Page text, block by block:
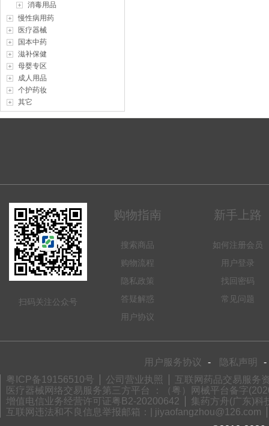
消毒用品
慢性病用药
医疗器械
国本中药
滋补保健
母婴专区
成人用品
个护药妆
其它
扫码关注公众号
购物指南
搜索商品
购物流程
隐私政策
答疑解惑
用户协议
新手上路
如何注册会员
用户登录
找回密码
常见问题
用户服务协议 - 隐私声明
-
粤ICP备19156510号
公司营业执照
互联网药品交易服务
医疗器械网络交易服务第三方平台 ：（粤）网械平台备字
增值电信业务经营许可证粤B2-20200642
集药方舟(广东)科
互联网违法和不良信息举报邮箱：| jiyaofangzhou@126.com